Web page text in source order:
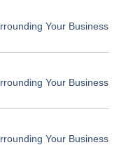
Your Business
Your Business
Your Business